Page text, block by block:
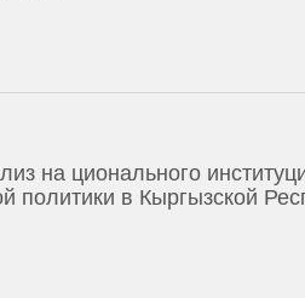
на ционального
политики в Кыргызской